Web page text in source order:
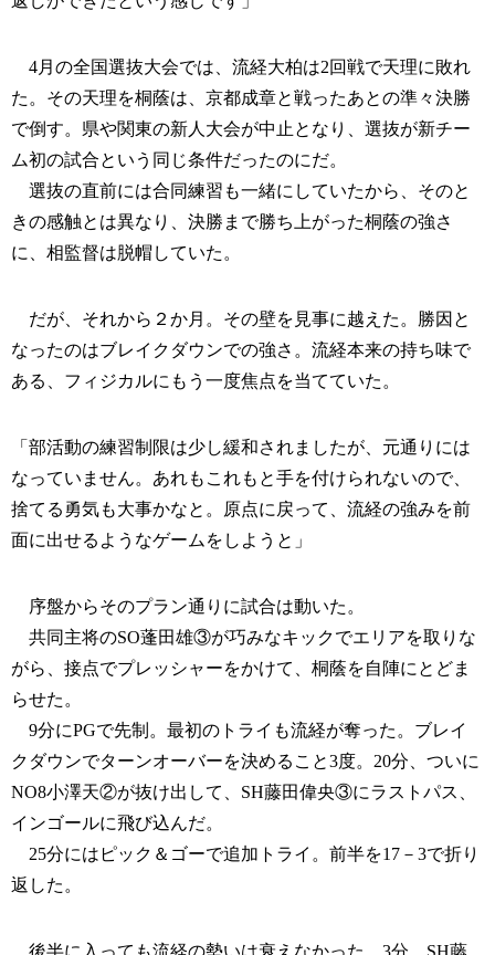
4月の全国選抜大会では、流経大柏は2回戦で天理に敗れ
た。その天理を桐蔭は、京都成章と戦ったあとの準々決勝
で倒す。県や関東の新人大会が中止となり、選抜が新チー
ム初の試合という同じ条件だったのにだ。
選抜の直前には合同練習も一緒にしていたから、そのと
きの感触とは異なり、決勝まで勝ち上がった桐蔭の強さ
に、相監督は脱帽していた。
だが、それから２か月。その壁を見事に越えた。勝因と
なったのはブレイクダウンでの強さ。流経本来の持ち味で
ある、フィジカルにもう一度焦点を当てていた。
「部活動の練習制限は少し緩和されましたが、元通りには
なっていません。あれもこれもと手を付けられないので、
捨てる勇気も大事かなと。原点に戻って、流経の強みを前
面に出せるようなゲームをしようと」
序盤からそのプラン通りに試合は動いた。
共同主将のSO蓬田雄③が巧みなキックでエリアを取りな
がら、接点でプレッシャーをかけて、桐蔭を自陣にとどま
らせた。
9分にPGで先制。最初のトライも流経が奪った。ブレイ
クダウンでターンオーバーを決めること3度。20分、ついに
NO8小澤天②が抜け出して、SH藤田偉央③にラストパス、
インゴールに飛び込んだ。
25分にはピック＆ゴーで追加トライ。前半を17－3で折り
返した。